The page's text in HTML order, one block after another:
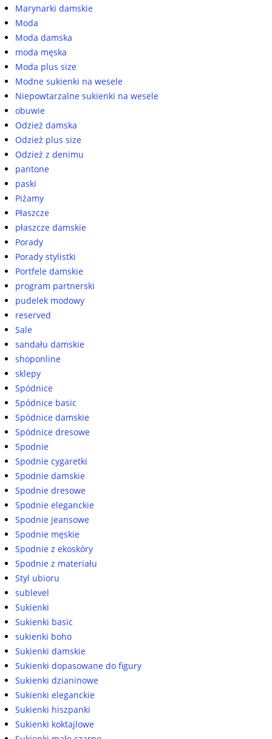
Marynarki damskie
Moda
Moda damska
moda męska
Moda plus size
Modne sukienki na wesele
Niepowtarzalne sukienki na wesele
obuwie
Odzież damska
Odzież plus size
Odzież z denimu
pantone
paski
Piżamy
Płaszcze
płaszcze damskie
Porady
Porady stylistki
Portfele damskie
program partnerski
pudelek modowy
reserved
Sale
sandału damskie
shoponline
sklepy
Spódnice
Spódnice basic
Spódnice damskie
Spódnice dresowe
Spodnie
Spodnie cygaretki
Spodnie damskie
Spodnie dresowe
Spodnie eleganckie
Spodnie jeansowe
Spodnie męskie
Spodnie z ekoskóry
Spodnie z materiału
Styl ubioru
sublevel
Sukienki
Sukienki basic
sukienki boho
Sukienki damskie
Sukienki dopasowane do figury
Sukienki dzianinowe
Sukienki eleganckie
Sukienki hiszpanki
Sukienki koktajlowe